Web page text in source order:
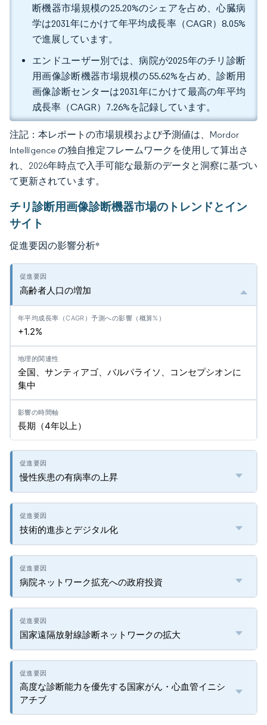
断機器市場規模の25.20%のシェアを占め、心臓病
学は2031年にかけて年平均成長率（CAGR）8.05%
で進展しています。
エンドユーザー別では、病院が2025年のチリ診断
用画像診断機器市場規模の55.62%を占め、診断用
画像診断センターは2031年にかけて最高の年平均
成長率（CAGR）7.26%を記録しています。
注記：本レポートの市場規模および予測値は、Mordor
Intelligence の独自推定フレームワークを使用して算出さ
れ、2026年時点で入手可能な最新のデータと洞察に基づい
て更新されています。
チリ診断用画像診断機器市場のトレンドとイン
サイト
促進要因の影響分析*
高齢者人口の増加
+1.2%
全国、サンティアゴ、バルパライソ、コンセプシオンに
集中
長期（4年以上）
慢性疾患の有病率の上昇
技術的進歩とデジタル化
病院ネットワーク拡充への政府投資
国家遠隔放射線診断ネットワークの拡大
高度な診断能力を優先する国家がん・心血管イニシ
アチブ